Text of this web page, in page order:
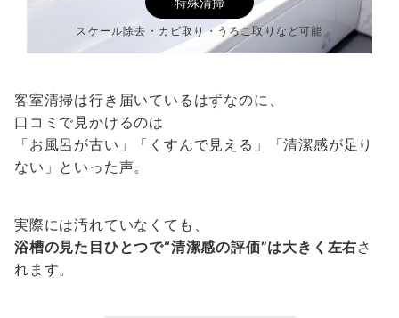
スケール除去・カビ取り・うろこ取りなど可能
客室清掃は行き届いているはずなのに、
口コミで見かけるのは
「お風呂が古い」「くすんで見える」「清潔感が足り
ない」といった声。
実際には汚れていなくても、
浴槽の見た目ひとつで“清潔感の評価”は大きく左右さ
れます。